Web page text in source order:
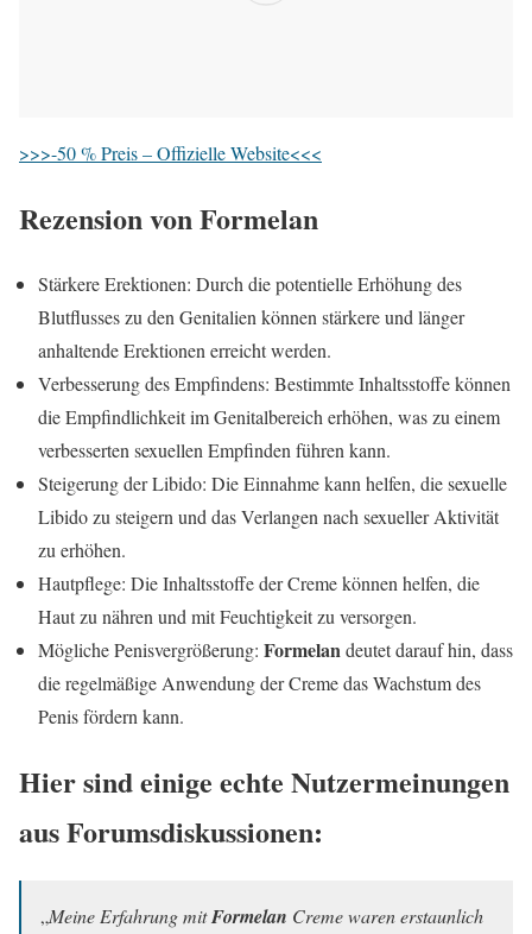
>>>-50 % Preis – Offizielle Website<<<
Rezension vonFormelan
Stärkere Erektionen: Durch die potentielle Erhöhung des
Blutflusses zu den Genitalien können stärkere und länger
anhaltende Erektionen erreicht werden.
Verbesserung des Empfindens: Bestimmte Inhaltsstoffe können
die Empfindlichkeit im Genitalbereich erhöhen, was zu einem
verbesserten sexuellen Empfinden führen kann.
Steigerung der Libido: Die Einnahme kann helfen, die sexuelle
Libido zu steigern und das Verlangen nach sexueller Aktivität
zu erhöhen.
Hautpflege: Die Inhaltsstoffe der Creme können helfen, die
Haut zu nähren und mit Feuchtigkeit zu versorgen.
Mögliche Penisvergrößerung: Formelandeutet darauf hin, dass
die regelmäßige Anwendung der Creme das Wachstum des
Penis fördern kann.
Hier sind einige echte Nutzermeinungen
aus Forumsdiskussionen:
„Meine Erfahrung mitFormelan Cremewaren erstaunlich